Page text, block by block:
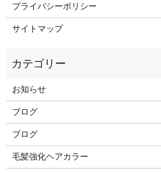
プライバシーポリシー
サイトマップ
お知らせ
ブログ
ブログ
毛髪強化ヘアカラー